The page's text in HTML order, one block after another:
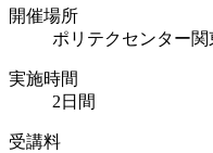
開催場所
ポリテクセンター関
実施時間
2日間
受講料